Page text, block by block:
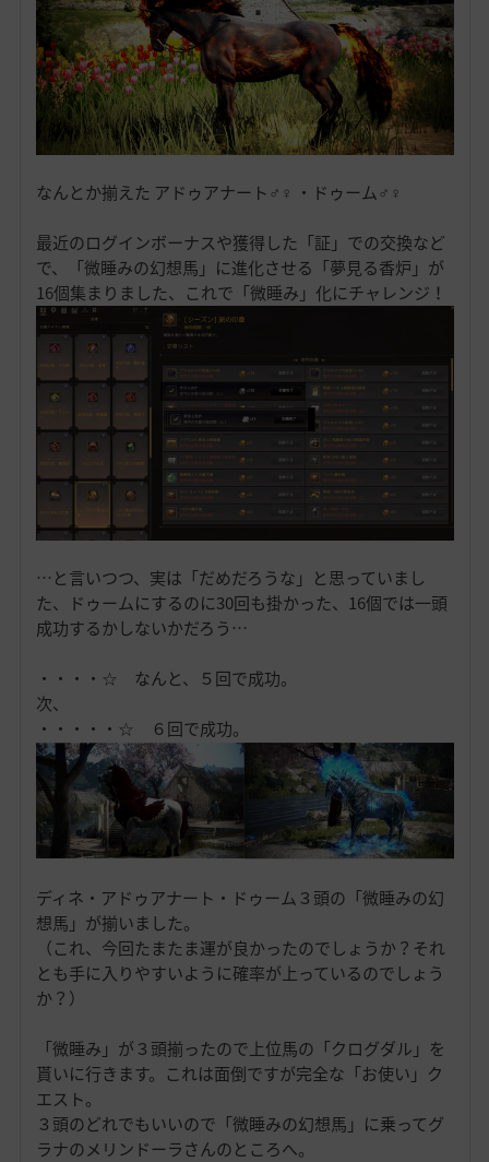
なんとか揃えた アドゥアナート♂♀ ・ドゥーム♂♀
最近のログインボーナスや獲得した「証」での交換など
で、「微睡みの幻想馬」に進化させる「夢見る香炉」が
16個集まりました、これで「微睡み」化にチャレンジ！
…と言いつつ、実は「だめだろうな」と思っていまし
た、ドゥームにするのに30回も掛かった、16個では一頭
成功するかしないかだろう…
・・・・☆ なんと、５回で成功。
次、
・・・・・☆ ６回で成功。
ディネ・アドゥアナート・ドゥーム３頭の「微睡みの幻
想馬」が揃いました。
（これ、今回たまたま運が良かったのでしょうか？それ
とも手に入りやすいように確率が上っているのでしょう
か？）
「微睡み」が３頭揃ったので上位馬の「クログダル」を
貰いに行きます。これは面倒ですが完全な「お使い」ク
エスト。
３頭のどれでもいいので「微睡みの幻想馬」に乗ってグ
ラナのメリンドーラさんのところへ。